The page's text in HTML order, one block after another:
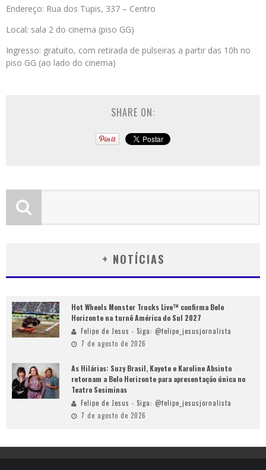
Endereço: Rua dos Tupis, 337 – Centro
Local: sala 2 do cinema (piso GG)
Ingresso: gratuito, com retirada de pulseiras a partir das 10h no
piso GG (ao lado do cinema)
SHARE ON:
+ NOTÍCIAS
Hot Wheels Monster Trucks Live™ confirma Belo
Horizonte na turnê América do Sul 2027
Felipe de Jesus - Siga: @felipe_jesusjornalista
7 de agosto de 2026
As Hilárias: Suzy Brasil, Kayete e Karoline Absinto
retornam a Belo Horizonte para apresentação única no
Teatro Sesiminas
Felipe de Jesus - Siga: @felipe_jesusjornalista
7 de agosto de 2026